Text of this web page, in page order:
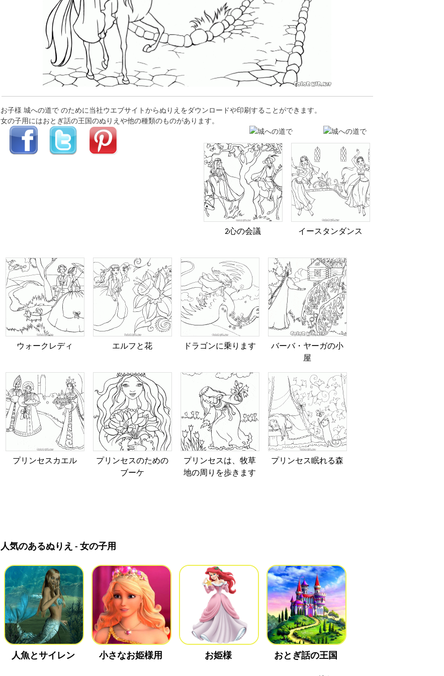
お子様 城への道で のために当社ウエブサイトからぬりえをダウンロードや印刷することができます。
女の子用にはおとぎ話の王国のぬりえや他の種類のものがあります。
2心の会議 イースタンダンス
ウォークレディ エルフと花 ドラゴンに乗ります
バーバ・ヤーガの小
屋
プリンセスカエル
プリンセスのための
ブーケ
プリンセスは、牧草
地の周りを歩きます
プリンセス眠れる森
人気のあるぬりえ - 女の子用
人魚とサイレン 小さなお姫様用 お姫様 おとぎ話の王国